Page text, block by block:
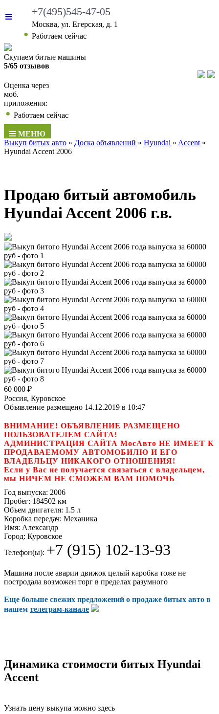
+7(495)545-47-05
Москва, ул. Егерская, д. 1
• Работаем сейчас
Скупаем битые машины
5/65 отзывов
Оценка через
моб.
приложения:
• Работаем сейчас
МЕНЮ
Выкуп битых авто » Доска объявлений » Hyundai » Accent »
Hyundai Accent 2006
Продаю битый автомобиль
Hyundai Accent 2006 г.в.
60 000 ₽
Россия, Куровское
Объявление размещено 14.12.2019 в 10:47
ВНИМАНИЕ! ОБЪЯВЛЕНИЕ РАЗМЕЩЕНО
ПОЛЬЗОВАТЕЛЕМ САЙТА!
АДМИНИСТРАЦИЯ САЙТА МосАвто НЕ ИМЕЕТ К
ПРОДАВАЕМОМУ АВТОМОБИЛЮ И ЕГО
ВЛАДЕЛЬЦУ НИКАКОГО ОТНОШЕНИЯ!
Если у Вас не получается связаться с владельцем,
мы НИЧЕМ НЕ СМОЖЕМ ВАМ ПОМОЧЬ
Год выпуска: 2006
Пробег: 184502 км
Объем двигателя: 1.5 л
Коробка передач: Механика
Имя: Александр
Город: Куровское
Телефон(ы): +7 (915) 102-13-93
Машина после аварии движок целый каробка тоже не
постродала возможен торг в пределах разумного
Еще больше свежих предложений о продаже битых авто в
нашем телеграм-канале
Динамика стоимости битых Hyundai
Accent
Узнать цену выкупа можно здесь